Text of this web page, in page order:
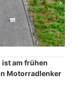
am frühen
Motorradlenker